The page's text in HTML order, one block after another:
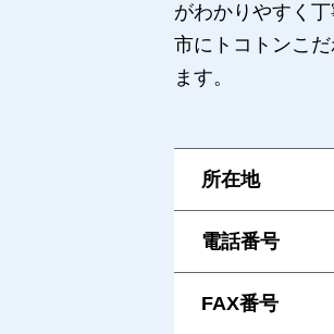
がわかりやすく
市にトコトンこ
ます。
所在地
電話番号
FAX番号